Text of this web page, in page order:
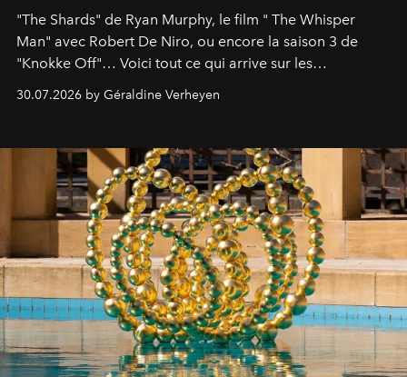
"The Shards" de Ryan Murphy, le film " The Whisper
Man" avec Robert De Niro, ou encore la saison 3 de
"Knokke Off"… Voici tout ce qui arrive sur les
plateformes de streaming en août 2026.
30.07.2026 by Géraldine Verheyen